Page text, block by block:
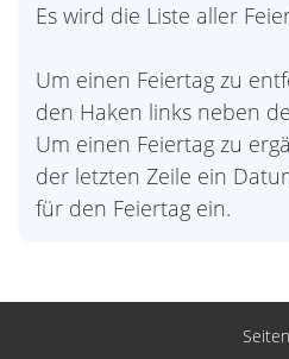
Es wird die Liste aller
Um einen Feiertag zu
den Haken links neben
Um einen Feiertag zu
der letzten Zeile ein
für den Feiertag ein.
Seiten